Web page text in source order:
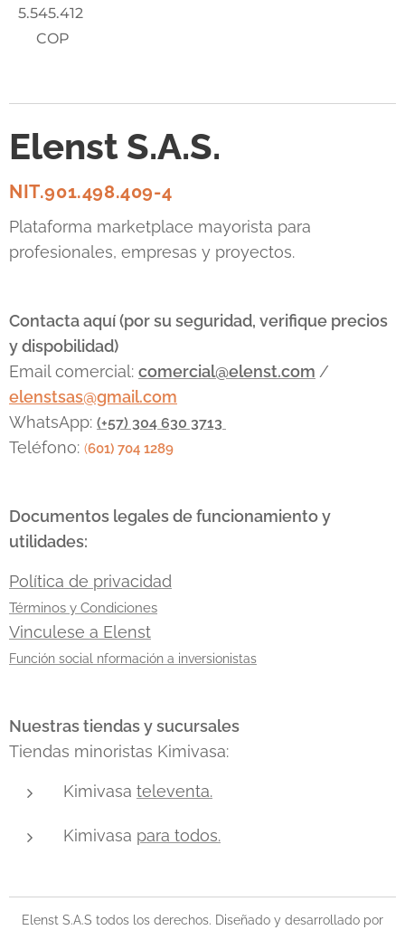
5.545.412
COP
Elenst S.A.S.
NIT.901.498.409-4
Plataforma marketplace mayorista para
profesionales, empresas y proyectos.
Contacta aquí (por su seguridad, verifique precios
y dispobilidad)
Email comercial: comercial@elenst.com /
elenstsas@gmail.com
WhatsApp: (+57) 304 630 3713
Teléfono: (601) 704 1289
Documentos legales de funcionamiento y
utilidades:
Política de privacidad
Términos y Condiciones
Vinculese a Elenst
Función social nformación a inversionistas
Nuestras tiendas y sucursales
Tiendas minoristas Kimivasa:
Kimivasa televenta.
Kimivasa para todos.
Elenst S.A.S todos los derechos. Diseñado y desarrollado por